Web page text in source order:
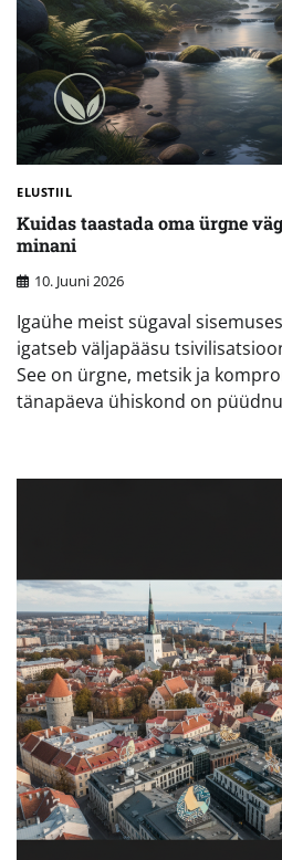
ELUSTIIL
Kuidas taastada oma ürgne
minani
10. Juuni 2026
Igaühe meist sügaval
igatseb väljapääsu
See on ürgne, metsik ja
tänapäeva ühiskond on